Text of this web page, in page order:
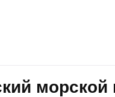
морской